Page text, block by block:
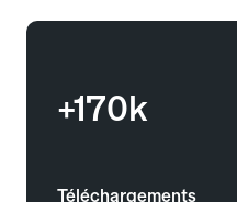
+170k
Téléchargements